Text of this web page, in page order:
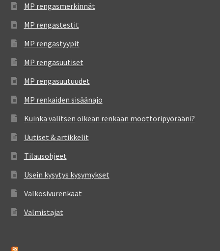
MP rengasmerkinnät
MP rengastestit
MP rengastyypit
MP rengasuutiset
MP rengasuutuudet
MP renkaiden sisäänajo
Kuinka valitsen oikean renkaan moottoripyörääni?
Uutiset & artikkelit
Tilausohjeet
Usein kysytys kysymykset
Valkosivurenkaat
Valmistajat